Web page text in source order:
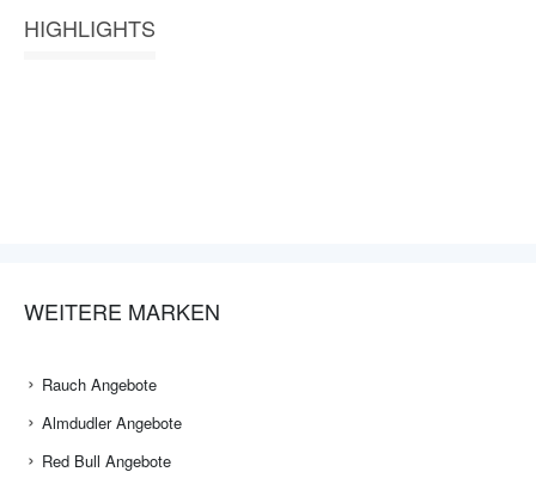
HIGHLIGHTS
WEITERE MARKEN
Rauch Angebote
Almdudler Angebote
Red Bull Angebote